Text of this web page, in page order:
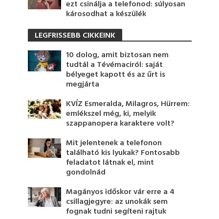
ezt csinálja a telefonod: súlyosan
károsodhat a készülék
LEGFRISSEBB CIKKEINK
10 dolog, amit biztosan nem
tudtál a Tévémaciról: saját
bélyeget kapott és az űrt is
megjárta
KVÍZ Esmeralda, Milagros, Hürrem:
emlékszel még, ki, melyik
szappanopera karaktere volt?
Mit jelentenek a telefonon
található kis lyukak? Fontosabb
feladatot látnak el, mint
gondolnád
Magányos időskor vár erre a 4
csillagjegyre: az unokák sem
fognak tudni segíteni rajtuk